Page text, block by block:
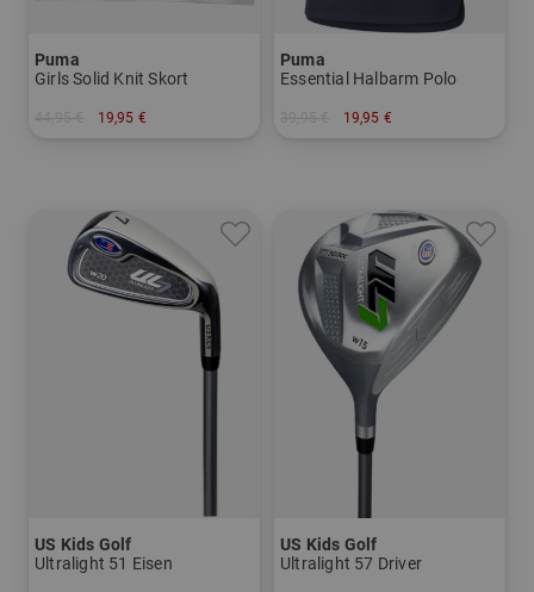
Puma
Girls Solid Knit Skort
19,95 €
Puma
Essential Halbarm Polo
19,95 €
US Kids Golf
Ultralight 51 Eisen
US Kids Golf
Ultralight 57 Driver